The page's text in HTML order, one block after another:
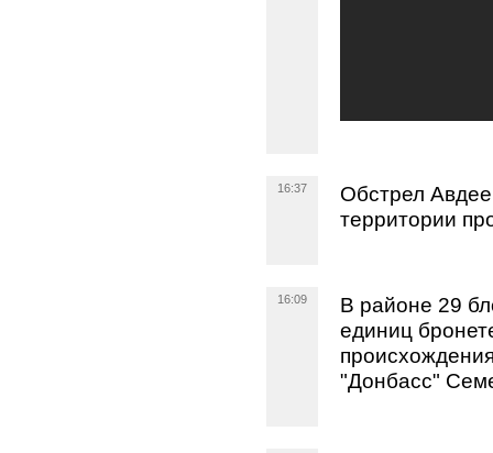
16:37
Обстрел
территории
16:09
В районе 29
единиц
"Донбасс"